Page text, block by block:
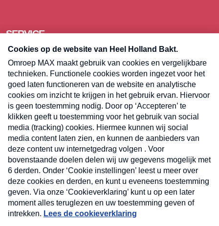
E-meel? Schrijf je in voor de
Heel Holland Bakt nieuwsbrief
E-
SERVICE
Over Omroep MAX
Pers
Contact
Algemene voorwaarden
Privacyverklaring
Cookieverklaring
Kwetsbaarheid melden
Registreren
Inloggen
Volg
Volg
ons
op
Volg
ons
op
Volg
ons
op